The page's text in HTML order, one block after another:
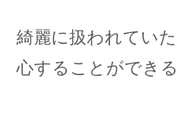
綺麗に扱われてい
心することができ